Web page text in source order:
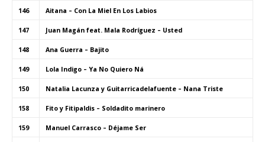
146 Aitana – Con La Miel En Los Labios
147 Juan Magán feat. Mala Rodríguez – Usted
148 Ana Guerra – Bajito
149 Lola Indigo – Ya No Quiero Ná
150 Natalia Lacunza y Guitarricadelafuente – Nana Triste
158 Fito y Fitipaldis – Soldadito marinero
159 Manuel Carrasco – Déjame Ser